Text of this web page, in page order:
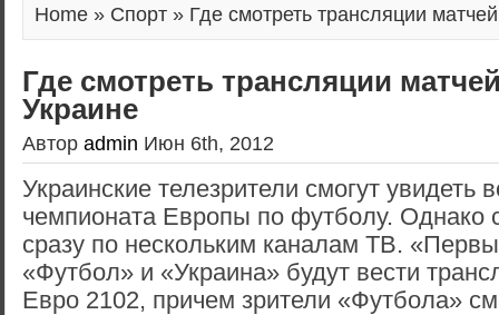
Home » Спорт » Где смотреть трансляции
Где смотреть трансляции
Украине
Автор admin Июн 6th, 2012
Украинские телезрители смогут увидеть
чемпионата Европы по футболу. Однако
сразу по нескольким каналам ТВ.
«Футбол» и «Украина» будут вести
Евро 2102, причем зрители «Футбола»